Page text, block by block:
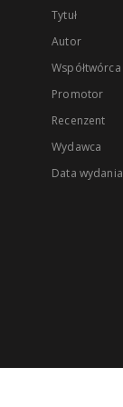
Tytuł
Autor
Współtwórca
Promotor
Recenzent
Wydawca
Data wydania